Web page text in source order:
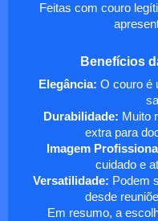
Feitas com couro
Benefícios
Elegância: O couro é
Durabilidade: Muito
extra para
Imagem
cuidado e
Versatilidade: Podem
desde
Em resumo, a